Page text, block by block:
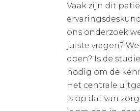
Vaak zijn dit
ons onderzoek
juiste vragen?
doen? Is de
nodig om de
Het centrale
is op dat van